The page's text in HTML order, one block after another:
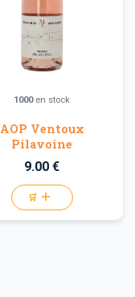
1000en stock
AOP Ventoux
Pilavoine
9.00 €
🛒